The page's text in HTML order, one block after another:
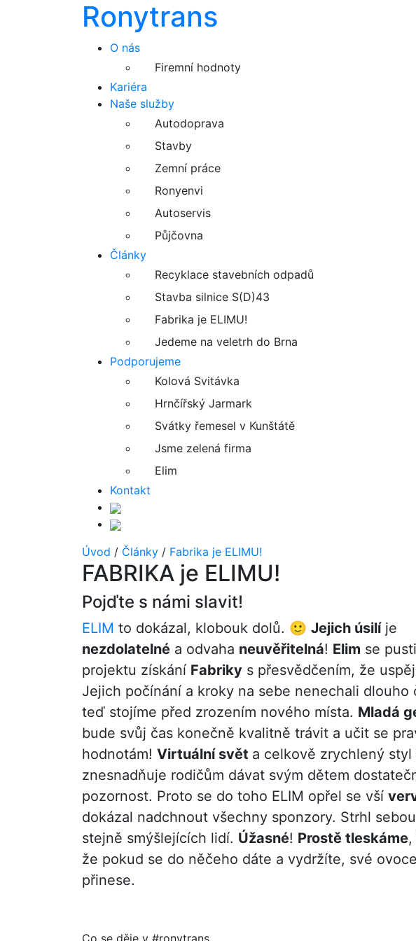
Ronytrans
O nás
Firemní hodnoty
Kariéra
Naše služby
Autodoprava
Stavby
Zemní práce
Ronyenvi
Autoservis
Půjčovna
Články
Recyklace stavebních odpadů
Stavba silnice S(D)43
Fabrika je ELIMU!
Jedeme na veletrh do Brna
Podporujeme
Kolová Svitávka
Hrnčířský Jarmark
Svátky řemesel v Kunštátě
Jsme zelená firma
Elim
Kontakt
Úvod / Články / Fabrika je ELIMU!
FABRIKA je ELIMU!
Pojďte s námi slavit!
ELIM to dokázal, klobouk dolů. 🙂 Jejich úsilíje
nezdolatelné a odvaha neuvěřitelná! Elim se
projektu získání Fabriky s přesvědčením, že
Jejich počínání a kroky na sebe nenechali dlouho
teď stojíme před zrozením nového místa. Mladá
bude svůj čas konečně kvalitně trávit a učit se
hodnotám! Virtuální svět a celkově zrychlený styl
znesnadňuje rodičům dávat svým dětem
pozornost. Proto se do toho ELIM opřel se vší
dokázal nadchnout všechny sponzory. Strhl
stejně smýšlejících lidí. Úžasné! Prostě tleskáme
že pokud se do něčeho dáte a vydržíte, své
přinese.
Co se děje v #ronytrans